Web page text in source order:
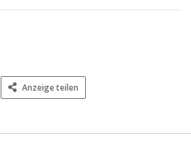
Anzeige teilen